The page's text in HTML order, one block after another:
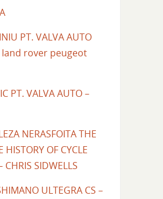
PT. VALVA AUTO
rover peugeot
PT. VALVA AUTO –
NERASFOITA THE
HISTORY OF CYCLE
CHRIS SIDWELLS
ULTEGRA CS –